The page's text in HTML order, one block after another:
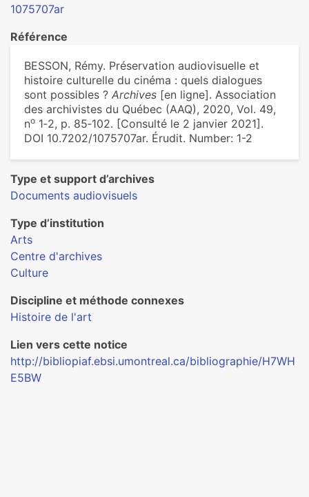
1075707ar
Référence
BESSON, Rémy. Préservation audiovisuelle et
histoire culturelle du cinéma : quels dialogues
sont possibles ? Archives [en ligne]. Association
des archivistes du Québec (AAQ), 2020, Vol. 49,
no 1‑2, p. 85‑102. [Consulté le 2 janvier 2021].
DOI 10.7202/1075707ar. Érudit. Number: 1-2
Type et support d’archives
Documents audiovisuels
Type d’institution
Arts
Centre d'archives
Culture
Discipline et méthode connexes
Histoire de l'art
Lien vers cette notice
http://bibliopiaf.ebsi.umontreal.ca/bibliographie/H7WH
E5BW